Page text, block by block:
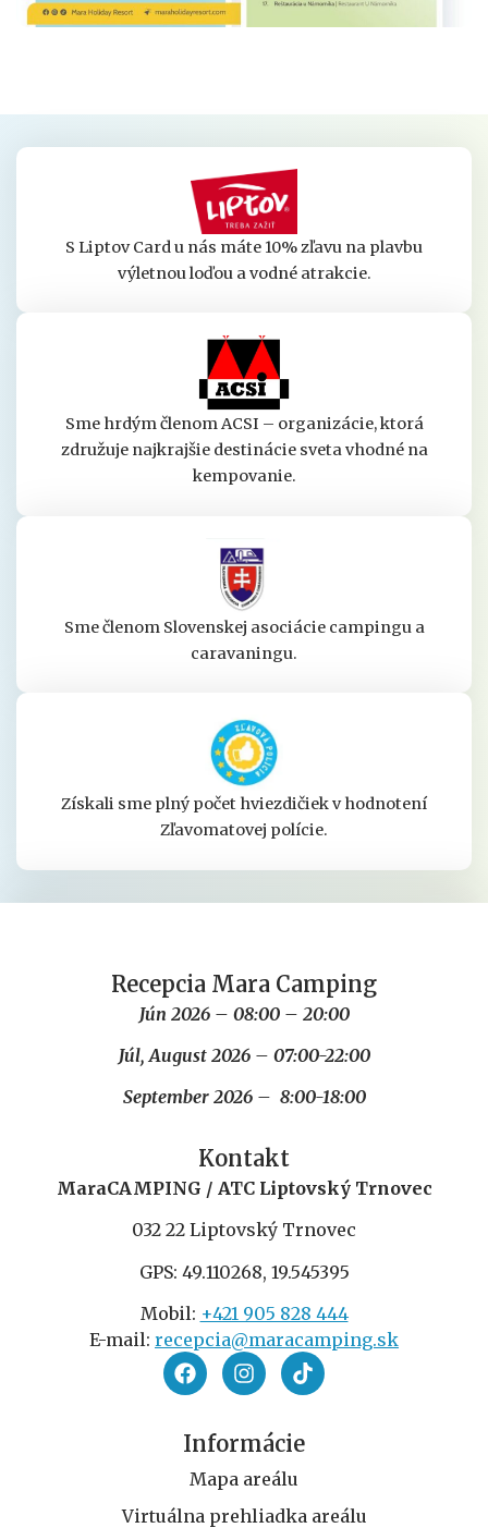
S Liptov Card u nás máte 10% zľavu na plavbu
výletnou loďou a vodné atrakcie.
Sme hrdým členom ACSI – organizácie, ktorá
združuje najkrajšie destinácie sveta vhodné na
kempovanie.
Sme členom Slovenskej asociácie campingu a
caravaningu.
Získali sme plný počet hviezdičiek v hodnotení
Zľavomatovej polície.
Informácie
Mapa areálu
Virtuálna prehliadka areálu
Recepcia Mara Camping
Jún 2026 – 08:00 – 20:00
Júl, August 2026 – 07:00-22:00
September 2026 – 8:00-18:00
Kontakt
MaraCAMPING / ATC Liptovský Trnovec
032 22 Liptovský Trnovec
GPS: 49.110268, 19.545395
Mobil: +421 905 828 444
E-mail: recepcia@maracamping.sk